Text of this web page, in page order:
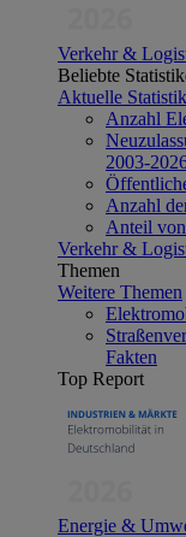
Verkehr &
Beliebte
Aktuelle
Anzahl
2003-
Anzahl
Anteil
Verkehr &
Themen
Weitere Themen
Fakten
Top Report
Energie &